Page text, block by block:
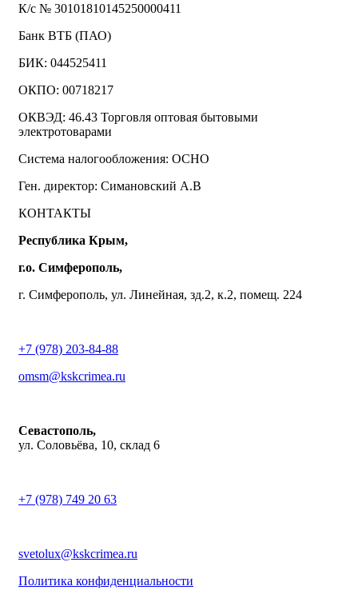
К/с № 30101810145250000411
Банк ВТБ (ПАО)
БИК: 044525411
ОКПО: 00718217
ОКВЭД: 46.43 Торговля оптовая бытовыми
электротоварами
Система налогообложения: ОСНО
Ген. директор: Симановский А.В
КОНТАКТЫ
Республика Крым,
г.о. Симферополь,
г. Симферополь, ул. Линейная, зд.2, к.2, помещ. 224
+7 (978) 203-84-88
omsm@kskcrimea.ru
Севастополь,
ул. Соловьёва, 10, склад 6
+7 (978) 749 20 63
svetolux@kskcrimea.ru
Политика конфиденциальности